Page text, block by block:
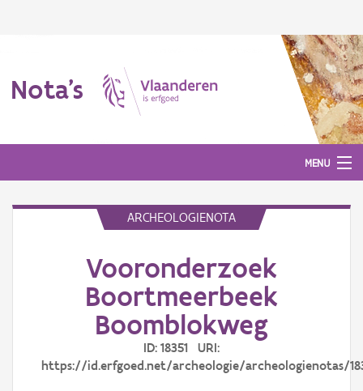
Nota's
MENU
ARCHEOLOGIENOTA
Vooronderzoek
Boortmeerbeek
Boomblokweg
ID: 18351 URI:
https://id.erfgoed.net/archeologie/archeologienotas/